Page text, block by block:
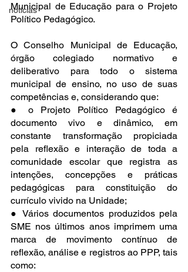
noticias
Municipal de Educação para o Projeto
Político Pedagógico.
O Conselho Municipal de Educação,
órgão colegiado normativo e
deliberativo para todo o sistema
municipal de ensino, no uso de suas
competências e, considerando que:
● o Projeto Político Pedagógico é
documento vivo e dinâmico, em
constante transformação propiciada
pela reflexão e interação de toda a
comunidade escolar que registra as
intenções, concepções e práticas
pedagógicas para constituição do
currículo vivido na Unidade;
● Vários documentos produzidos pela
SME nos últimos anos imprimem uma
marca de movimento contínuo de
reflexão, análise e registros ao PPP, tais
como: